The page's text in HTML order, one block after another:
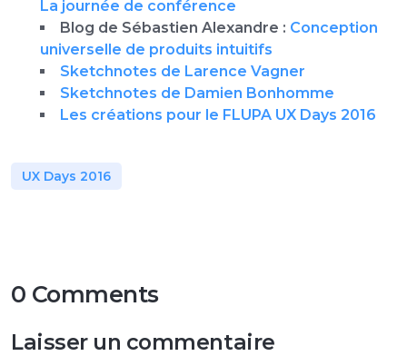
La journée de conférence
Blog de Sébastien Alexandre : Conception
universelle de produits intuitifs
Sketchnotes de Larence Vagner
Sketchnotes de Damien Bonhomme
Les créations pour le FLUPA UX Days 2016
UX Days 2016
0 Comments
Laisser un commentaire